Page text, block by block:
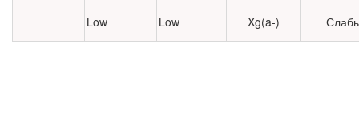
Low
Low Xg(a-)